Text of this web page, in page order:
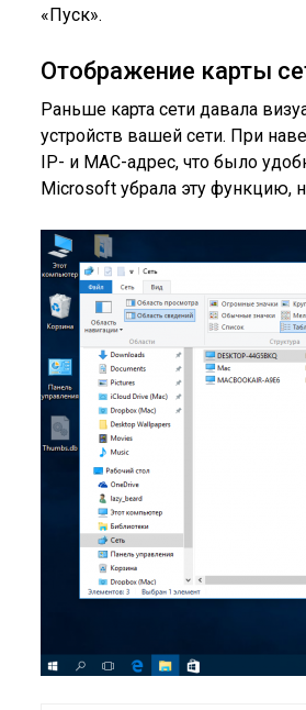
«Пуск».
Отображение карты
Раньше карта сети давала
устройств вашей сети. При
IP- и MAC-адрес, что было
Microsoft убрала эту функцию,